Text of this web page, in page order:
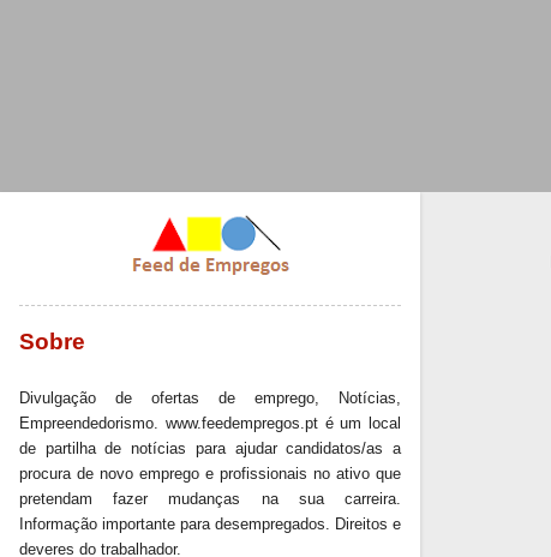
Sobre
Divulgação de ofertas de emprego, Notícias,
Empreendedorismo. www.feedempregos.pt é um local
de partilha de notícias para ajudar candidatos/as a
procura de novo emprego e profissionais no ativo que
pretendam fazer mudanças na sua carreira.
Informação importante para desempregados. Direitos e
deveres do trabalhador.